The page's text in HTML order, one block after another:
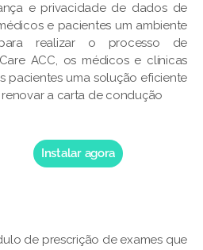
e privacidade de dados de
e pacientes um ambiente
realizar o processo de
ACC, os médicos e clínicas
pacientes uma solução eficiente
a carta de condução
Instalar agora
de prescrição de exames que